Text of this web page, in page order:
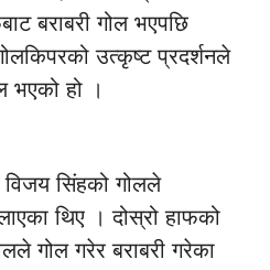
बराबरी गोल भएपछि
उत्कृष्ट प्रदर्शनले
भएको हो ।
सिंहको गोलले
थिए । दोस्रो हाफको
गोल गरेर बराबरी गरेका